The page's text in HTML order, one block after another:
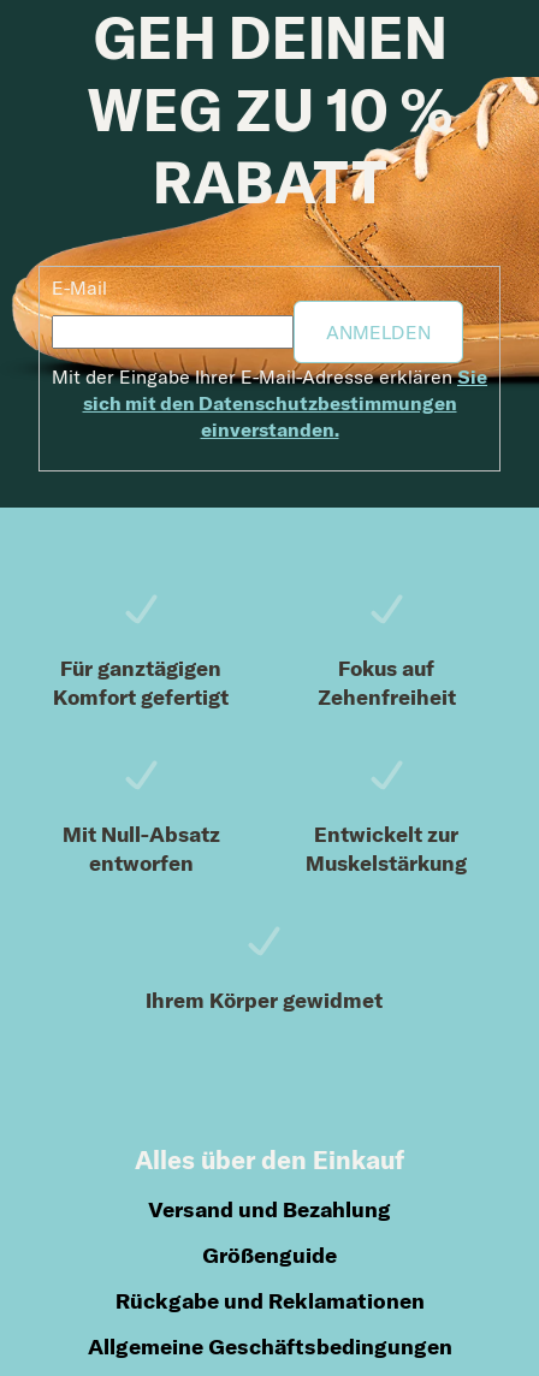
GEH DEINEN
WEG ZU 10 %
RABATT
E-Mail
ANMELDEN
Mit der Eingabe Ihrer E-Mail-Adresse erklärenSie
sich mit den Datenschutzbestimmungen
einverstanden.
Für ganztägigen
Komfort gefertigt
Fokus auf
Zehenfreiheit
Mit Null-Absatz
entworfen
Entwickelt zur
Muskelstärkung
Ihrem Körper gewidmet
Alles über den Einkauf
Versand und Bezahlung
Größenguide
Rückgabe und Reklamationen
Allgemeine Geschäftsbedingungen